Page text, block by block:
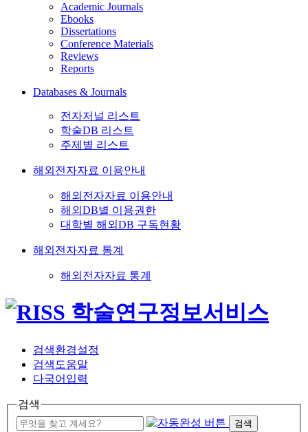
Academic Journals
Ebooks
Dissertations
Conference Materials
Reviews
Reports
Databases & Journals
전자저널 리스트
학술DB 리스트
주제별 리스트
해외전자자료 이용안내
해외전자자료 이용안내
해외DB별 이용권한
대학별 해외DB 구독현황
해외전자자료 통계
해외전자자료 통계
검색환경설정
검색도움말
다국어입력
검색
검색